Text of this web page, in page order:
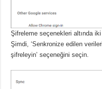
Şifreleme seçenekleri altında
Şimdi, ‘Senkronize edilen
şifreleyin’ seçeneğini seçin.